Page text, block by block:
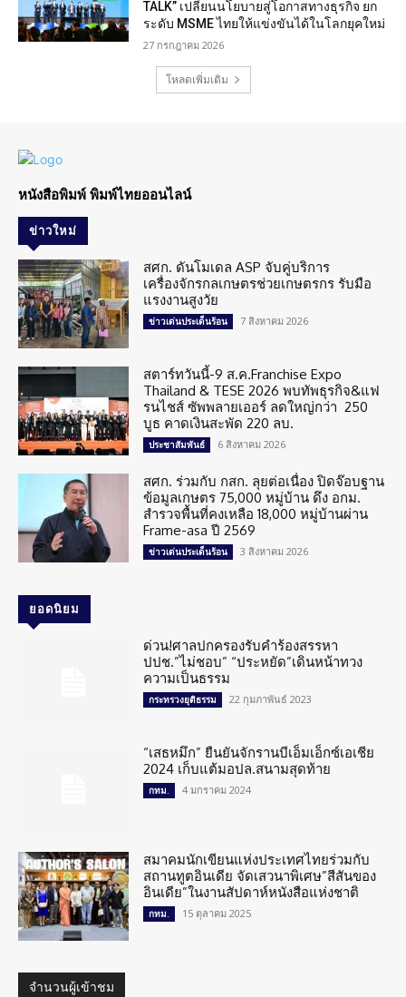
TALK” เปลี่ยนนโยบายสู่โอกาสทางธุรกิจ ยก
ระดับ MSME ไทยให้แข่งขันได้ในโลกยุคใหม่
27 กรกฎาคม 2026
โหลดเพิ่มเติม
หนังสือพิมพ์ พิมพ์ไทยออนไลน์
ข่าวใหม่
สศก. ดันโมเดล ASP จับคู่บริการ
เครื่องจักรกลเกษตรช่วยเกษตรกร รับมือ
แรงงานสูงวัย
ข่าวเด่นประเด็นร้อน 7 สิงหาคม 2026
สตาร์ทวันนี้-9 ส.ค.Franchise Expo
Thailand & TESE 2026 พบทัพธุรกิจ&แฟ
รนไชส์ ซัพพลายเออร์ ลดใหญ่กว่า 250
บูธ คาดเงินสะพัด 220 ลบ.
ประชาสัมพันธ์ 6 สิงหาคม 2026
สศก. ร่วมกับ กสก. ลุยต่อเนื่อง ปิดจ๊อบฐาน
ข้อมูลเกษตร 75,000 หมู่บ้าน ดึง อกม.
สำรวจพื้นที่คงเหลือ 18,000 หมู่บ้านผ่าน
Frame-asa ปี 2569
ข่าวเด่นประเด็นร้อน 3 สิงหาคม 2026
ยอดนิยม
ด่วน!ศาลปกครองรับคำร้องสรรหา
ปปช.”ไม่ชอบ” “ประหยัด”เดินหน้าทวง
ความเป็นธรรม
กระทรวงยุติธรรม 22 กุมภาพันธ์ 2023
“เสธหมึก” ยืนยันจักรานบีเอ็มเอ็กซ์เอเชีย
2024 เก็บแต้มอปล.สนามสุดท้าย
กทม. 4 มกราคม 2024
สมาคมนักเขียนแห่งประเทศไทยร่วมกับ
สถานทูตอินเดีย จัดเสวนาพิเศษ”สีสันของ
อินเดีย”ในงานสัปดาห์หนังสือแห่งชาติ
กทม. 15 ตุลาคม 2025
จำนวนผู้เข้าชม